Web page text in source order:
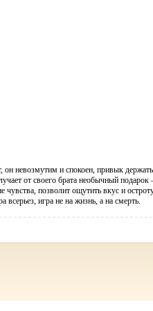
невозмутим и спокоен, привык держать
от своего брата необычный
позволит ощутить вкус и
всерьез, игра не на жизнь, а на смерть.